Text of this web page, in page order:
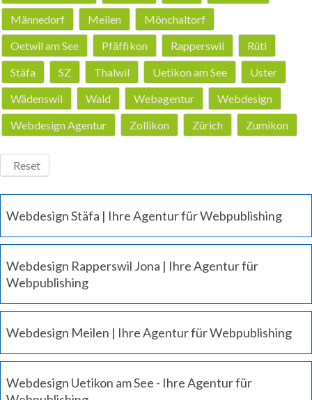
Männedorf
Meilen
Mönchaltorf
Oetwil am See
Pfäffikon Rapperswil
Rüti
Stäfa
SZ Thalwil Uetikon am See
Uster
Wädenswil
Wald Webagentur
Webdesign
Webdesign Agentur
Zollikon Zürich Zumikon
Reset
Webdesign Stäfa | Ihre Agentur für Webpublishing
Webdesign Rapperswil Jona | Ihre Agentur für
Webpublishing
Webdesign Meilen | Ihre Agentur für Webpublishing
Webdesign Uetikon am See - Ihre Agentur für